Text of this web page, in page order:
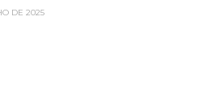
DE 2025